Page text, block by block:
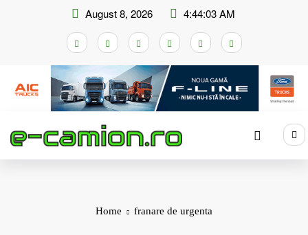
August 8, 2026 4:44:03 AM
Home franare de urgenta